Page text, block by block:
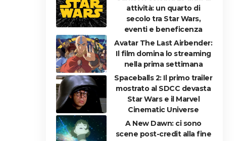
attività: un quarto di
secolo tra Star Wars,
eventi e beneficenza
Avatar The Last Airbender:
Il film domina lo streaming
nella prima settimana
Spaceballs 2: Il primo trailer
mostrato al SDCC devasta
Star Wars e il Marvel
Cinematic Universe
A New Dawn: ci sono
scene post-credit alla fine